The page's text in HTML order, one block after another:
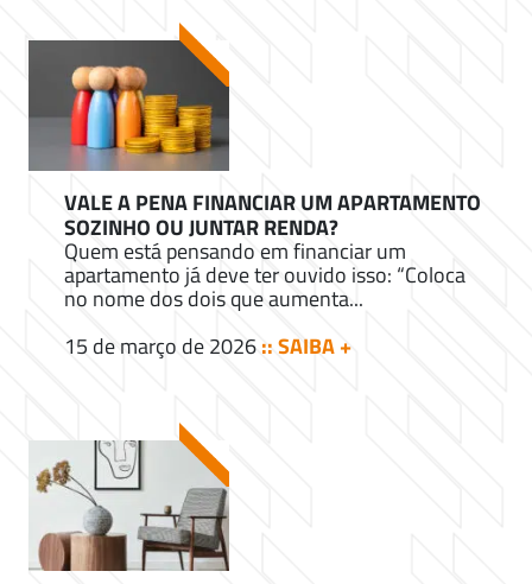
VALE A PENA FINANCIAR UM APARTAMENTO
SOZINHO OU JUNTAR RENDA?
Quem está pensando em financiar um
apartamento já deve ter ouvido isso: “Coloca
no nome dos dois que aumenta...
15 de março de 2026:: SAIBA +